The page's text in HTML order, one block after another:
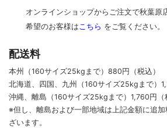
オンラインショップからご注文で秋葉原
希望のお客様はこちら をご覧ください。
配送料
本州（160サイズ25kgまで）880円（税込）
北海道、四国、九州
（160サイズ25kgまで）
沖縄、離島 （160サイズ25kgまで） 1,760円（
※但し、離島および一部地域は上記金額に追
ざいます。